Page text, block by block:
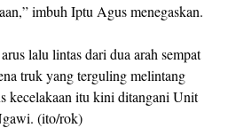
imbuh Iptu Agus menegaskan.
lalu lintas dari dua arah sempat
truk yang terguling melintang
kecelakaan itu kini ditangani Unit
(ito/rok)